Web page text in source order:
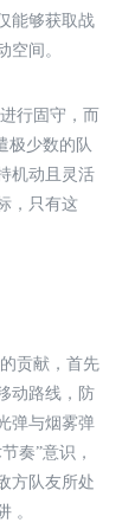
能够获取战
空间。
行固守，而
极少数的队
机动且灵活
，只有这
贡献，首先
动路线，防
弹与烟雾弹
奏”意识，
方队友所处
。